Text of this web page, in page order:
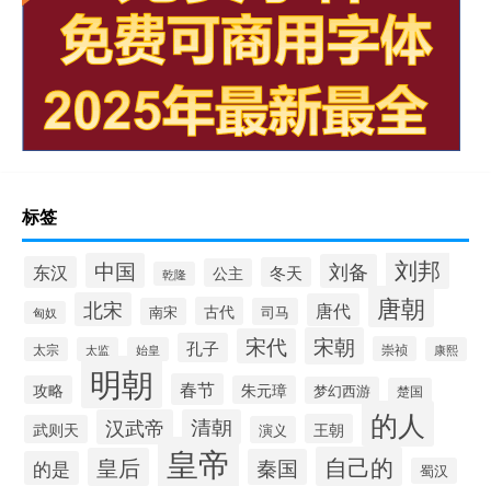
标签
东汉 中国 乾隆 公主 冬天 刘备 刘邦
匈奴 北宋 南宋 古代 司马 唐代 唐朝
太宗 太监 始皇 孔子 宋代 宋朝 崇祯 康熙
攻略 明朝 春节 朱元璋 梦幻西游 楚国
武则天 汉武帝 清朝 演义 王朝 的人
的是 皇后 皇帝 秦国 自己的 蜀汉